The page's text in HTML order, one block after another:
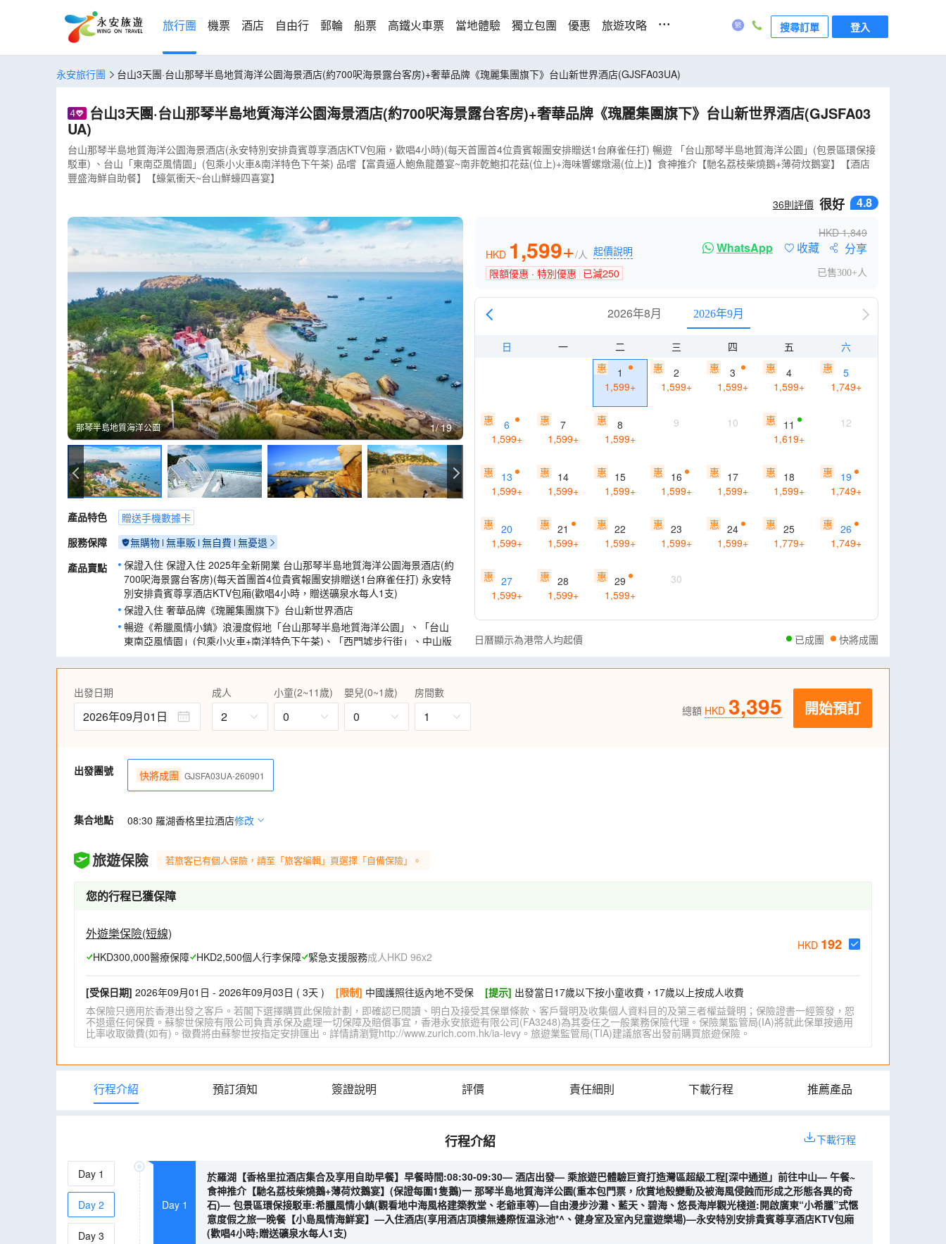
旅行團 機票 酒店 自由行 郵輪 船票 高鐵火車票 當地體驗 獨立包團 優惠 旅遊攻略 ... 搜尋訂單 登入
永安旅行團 台山3天團·台山那琴半島地質海洋公園海景酒店(約700呎海景露台客房)+奢華品牌《瑰麗集團旗下》台山新世界酒店(GJSFA03UA)
台山3天團·台山那琴半島地質海洋公園海景酒店(約700呎海景露台客房)+奢華品牌《瑰麗集團旗下》台山新世界酒店(GJSFA03
UA)
台山那琴半島地質海洋公園海景酒店(永安特別安排貴賓尊享酒店KTV包廂，歡唱4小時)(每天首團首4位貴賓報團安排贈送1台麻雀任打) 暢遊 「台山那琴半島地質海洋公園」(包景區環保接
駁車) 、台山「東南亞風情園」(包乘小火車&南洋特色下午茶) 品嚐【富貴逼人鮑魚龍躉宴~南非亁鮑扣花菇(位上)+海味響螺燉湯(位上)】食神推介【馳名荔枝柴燒鵝+薄荷炆鵝宴】【酒店
豐盛海鮮自助餐】【蠔氣衝天~台山鮮蠔四喜宴】
36則評價 很好 4.8
那琴半島地質海洋公園
那琴半島地質海洋公園 1 19
產品特色
贈送手機數據卡
服務保障
無購物 無車販 無自費 無憂退
產品賣點
保證入住 保證入住 2025年全新開業 台山那琴半島地質海洋公園海景酒店(約
700呎海景露台客房)(每天首團首4位貴賓報團安排贈送1台麻雀任打) 永安特
別安排貴賓尊享酒店KTV包廂(歡唱4小時，贈送礦泉水每人1支)
保證入住 奢華品牌《瑰麗集團旗下》台山新世界酒店
暢遊《希臘風情小鎮》浪漫度假地「台山那琴半島地質海洋公園」、「台山
東南亞風情園」(包乘小火車+南洋特色下午茶)、「西門墟步行街」、中山版
品嚐【富貴逼人鮑魚龍躉宴~南非亁鮑扣花菇(位上)+海味響螺燉湯(位上)】、
食神推介【馳名荔枝柴燒鵝+薄荷炆鵝宴】(保證每圍1隻鵝)、【酒店豐盛海鮮
自助餐】、【蠔氣衝天~台山鮮蠔四喜宴】、【小島風情海鮮宴】
全程充裕時間遊覽:不購物、不車販、包數據卡分享，真正享受純觀光旅遊！
HKD1,849
HKD 1,599+/人 起價說明
限額優惠 · 特別優惠 已減250
WhatsApp 收藏 分享
已售300+人
2026年8月 2026年9月
日 一 二 三 四 五
六
惠
1
1,599+
惠
2
1,599+
惠
3
1,599+
惠
4
1,599+
惠
5
1,749+
惠
6
1,599+
惠
7
1,599+
惠
8
1,599+
9 10 惠
11
1,619+
12
惠
13
1,599+
惠
14
1,599+
惠
15
1,599+
惠
16
1,599+
惠
17
1,599+
惠
18
1,599+
惠
19
1,749+
惠
20
1,599+
惠
21
1,599+
惠 22
1,599+
惠 23
1,599+
惠
24
1,599+
惠
25
1,779+
惠 26
1,749+
惠
27
1,599+
惠
28
1,599+
惠 29
1,599+
30
日曆顯示為港幣人均起價 已成團 快將成團
出發日期
2026年09月01日
成人
2
小童(2~11歲)
0
嬰兒(0~1歲)
0
房間數
1 總額 HKD 3,395 開始預訂
出發團號 快將成團 GJSFA03UA-260901
集合地點 08:30 羅湖香格里拉酒店修改
旅遊保險 若旅客已有個人保險，請至「旅客編輯」頁選擇「自備保險」。
您的行程已獲保障
外遊樂保險(短線)
HKD300,000醫療保障 HKD2,500個人行李保障 緊急支援服務成人HKD 96x2
HKD 192
[受保日期] 2026年09月01日 - 2026年09月03日 ( 3天 ) [限制] 中國護照往返內地不受保 [提示] 出發當日17歲以下按小童收費，17歲以上按成人收費
本保險只適用於香港出發之客戶。若閣下選擇購買此保險計劃，即確認已閱讀、明白及接受其保單條款、客戶聲明及收集個人資料目的及第三者權益聲明；保險證書一經簽發，恕
不退還任何保費。蘇黎世保險有限公司負責承保及處理一切保障及賠償事宜，香港永安旅遊有限公司(FA3248)為其委任之一般業務保險代理。保險業監管局(IA)將就此保單按適用
比率收取徵費(如有)。徵費將由蘇黎世按指定安排匯出。詳情請瀏覽http://www.zurich.com.hk/ia-levy。旅遊業監管局(TIA)建議旅客出發前購買旅遊保險。
行程介紹 預訂須知 簽證說明 評價 責任細則 下載行程 推薦產品
行程介紹 下載行程
Day 1
Day 2
Day 3
Day 1
於羅湖【香格里拉酒店集合及享用自助早餐】早餐時間:08:30-09:30— 酒店出發— 乘旅遊巴體驗巨資打造灣區超級工程[深中通道」前往中山— 午餐~
食神推介【馳名荔枝柴燒鵝+薄荷炆鵝宴】(保證每圍1隻鵝)一 那琴半島地質海洋公園(重本包門票，欣賞地殼變動及被海風侵蝕而形成之形態各異的奇
石)— 包景區環保接駁車:希臘風情小鎮(觀看地中海風格建築教堂、老爺車等)—自由漫步沙灘、藍天、碧海、悠長海岸觀光棧道:開啟廣東“小希臘”式愜
意度假之旅一晚餐【小島風情海鮮宴】—入住酒店(享用酒店頂樓無邊際恆温泳池*^、健身室及室內兒童遊樂場)—永安特別安排貴賓尊享酒店KTV包廂
(歡唱4小時;贈送礦泉水每人1支)